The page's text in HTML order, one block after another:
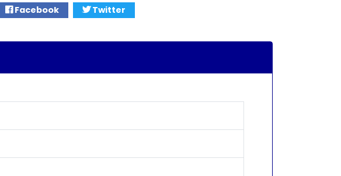
Facebook Twitter